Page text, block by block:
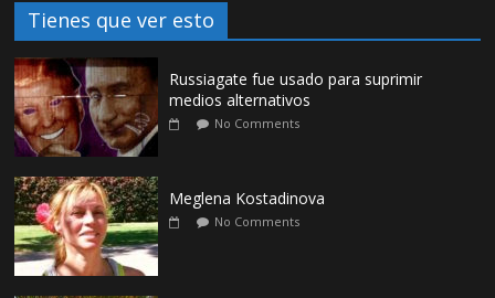
Tienes que ver esto
Russiagate fue usado para suprimir
medios alternativos
No Comments
Meglena Kostadinova
No Comments